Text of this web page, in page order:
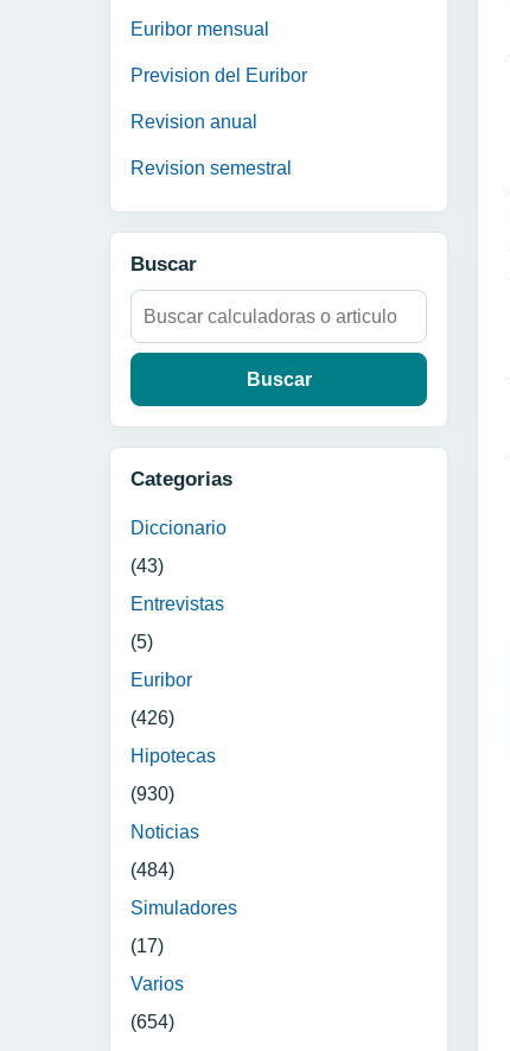
Euribor mensual
Prevision del Euribor
Revision anual
Revision semestral
Buscar
Buscar:
Categorias
Diccionario
(43)
Entrevistas
(5)
Euribor
(426)
Hipotecas
(930)
Noticias
(484)
Simuladores
(17)
Varios
(654)